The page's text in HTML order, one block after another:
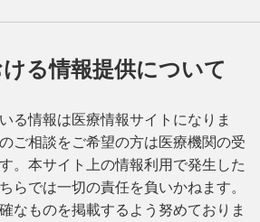
る情報提供について
る情報は医療情報サイトになりま
ご相談をご希望の方は医療機関の受
。本サイト上の情報利用で発生した
らでは一切の責任を負いかねます。
なものを掲載するよう努めておりま